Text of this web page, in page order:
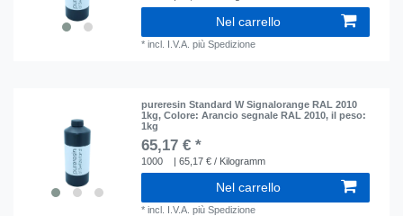
Nel carrello
*incl. I.V.A. piùSpedizione
pureresin Standard W Signalorange RAL 2010
1kg, Colore: Arancio segnale RAL 2010, il peso:
1kg
65,17 € *
1000 | 65,17 € / Kilogramm
Nel carrello
*incl. I.V.A. piùSpedizione